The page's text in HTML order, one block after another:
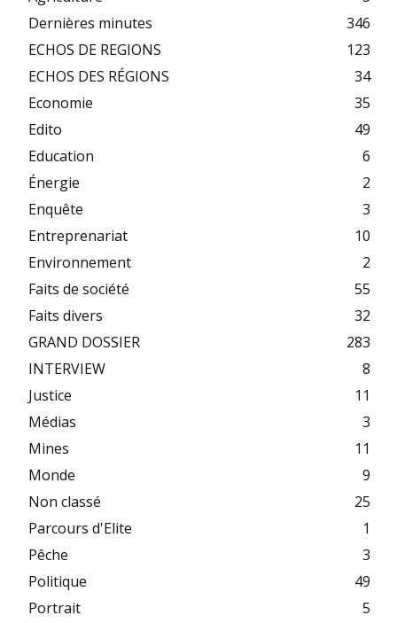
Dernières minutes
346
ECHOS DE REGIONS
123
ECHOS DES RÉGIONS
34
Economie
35
Edito
49
Education
6
Énergie
2
Enquête
3
Entreprenariat
10
Environnement
2
Faits de société
55
Faits divers
32
GRAND DOSSIER
283
INTERVIEW
8
Justice
11
Médias
3
Mines
11
Monde
9
Non classé
25
Parcours d'Elite
1
Pêche
3
Politique
49
Portrait
5